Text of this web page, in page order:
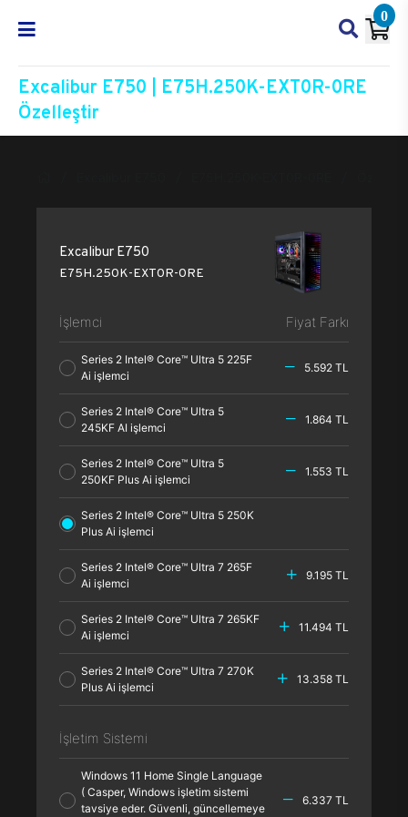
0
Excalibur E750 | E75H.250K-EXT0R-0RE
Özelleştir
Excalibur E750
E75H.250K-EXT0R-0RE
İşlemci Fiyat Farkı
Series 2 Intel® Core™ Ultra 5 225F
Ai işlemci
5.592 TL
Series 2 Intel® Core™ Ultra 5
245KF AI işlemci
1.864 TL
Series 2 Intel® Core™ Ultra 5
250KF Plus Ai işlemci
1.553 TL
Series 2 Intel® Core™ Ultra 5 250K
Plus Ai işlemci
Series 2 Intel® Core™ Ultra 7 265F
Ai işlemci
9.195 TL
Series 2 Intel® Core™ Ultra 7 265KF
Ai işlemci
11.494 TL
Series 2 Intel® Core™ Ultra 7 270K
Plus Ai işlemci
13.358 TL
İşletim Sistemi
Windows 11 Home Single Language
( Casper, Windows işletim sistemi
tavsiye eder. Güvenli, güncellemeye
6.337 TL